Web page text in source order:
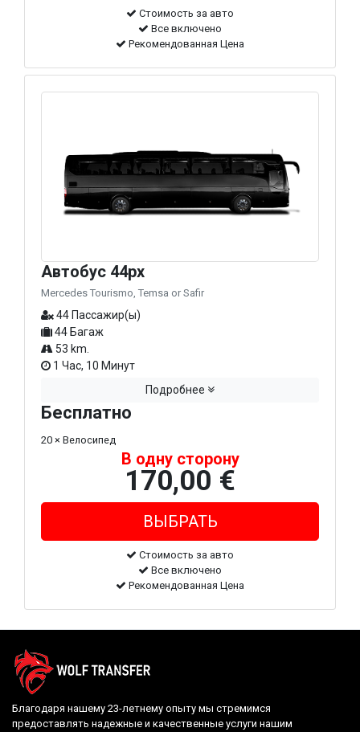
Стоимость за авто
Все включено
Рекомендованная Цена
Автобус 44px
Mercedes Tourismo, Temsa or Safir
44 Пассажир(ы)
44 Багаж
53 km.
1 Час, 10 Минут
Подробнее
Бесплатно
20 × Велосипед
В одну сторону
170,00 €
Стоимость за авто
Все включено
Рекомендованная Цена
Благодаря нашему 23-летнему опыту мы стремимся
предоставлять надежные и качественные услуги нашим